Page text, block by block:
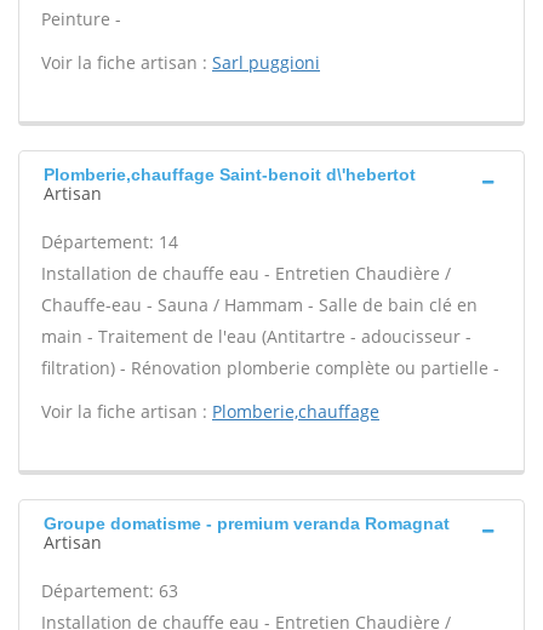
Peinture -
Voir la fiche artisan : Sarl puggioni
Plomberie,chauffage Saint-benoit d\'hebertot
Artisan
Département: 14
Installation de chauffe eau - Entretien Chaudière /
Chauffe-eau - Sauna / Hammam - Salle de bain clé en
main - Traitement de l'eau (Antitartre - adoucisseur -
filtration) - Rénovation plomberie complète ou partielle -
Voir la fiche artisan : Plomberie,chauffage
Groupe domatisme - premium veranda Romagnat
Artisan
Département: 63
Installation de chauffe eau - Entretien Chaudière /